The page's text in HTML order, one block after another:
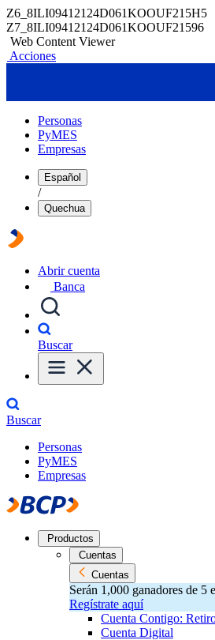
Z6_8ILI09412124D061KOOUF215H5
Z7_8ILI09412124D061KOOUF21596
Web Content Viewer
Acciones
Personas
PyMES
Empresas
Español
/
Quechua
Abrir cuenta
Banca
Buscar
Buscar
Personas
PyMES
Empresas
Productos
Cuentas
Cuentas
Serán 1,000 ganadores de 5
Regístrate aquí
Cuenta Contigo:
Cuenta Digital